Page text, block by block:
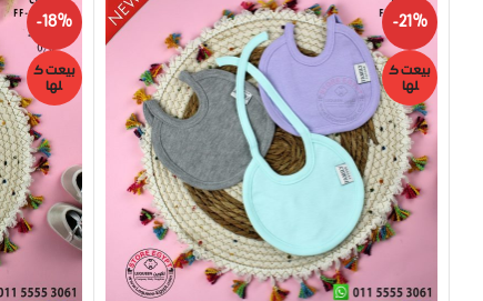
-21%
بيعت ك
لها
-18%
بيعت ك
لها